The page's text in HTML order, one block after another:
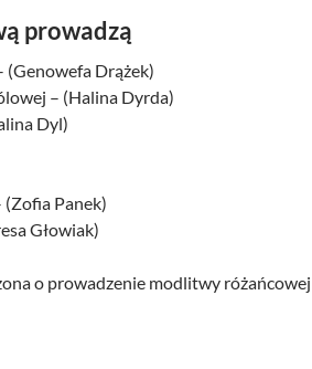
prowadzą
(Genowefa Drążek)
– (Halina Dyrda)
Dyl)
(Zofia Panek)
Głowiak)
o prowadzenie modlitwy różańcowej